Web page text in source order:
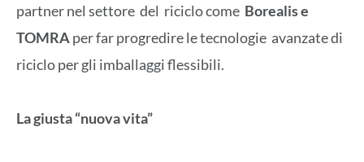
partner nel settore del riciclo come Borealis e
TOMRAper far progredire le tecnologie avanzate di
riciclo per gli imballaggi flessibili.
La giusta “nuova vita”